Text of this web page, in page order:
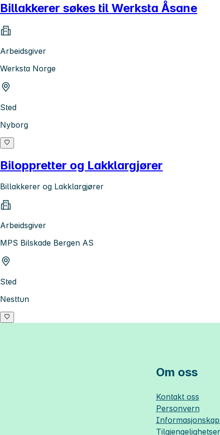
Billakkerer søkes til Werksta Åsane
Arbeidsgiver
Werksta Norge
Sted
Nyborg
Biloppretter og Lakklargjører
Billakkerer og Lakklargjører
Arbeidsgiver
MPS Bilskade Bergen AS
Sted
Nesttun
Om oss
Kontakt oss
Personvern